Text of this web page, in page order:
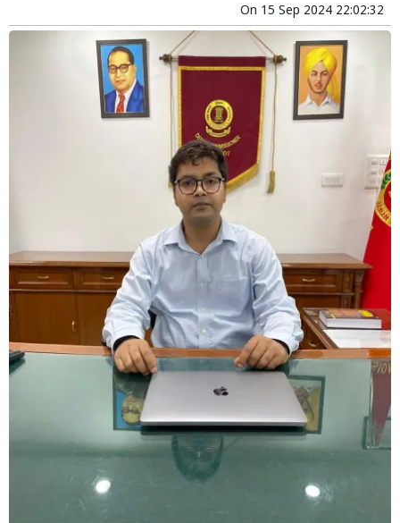
On 15 Sep 2024 22:02:32